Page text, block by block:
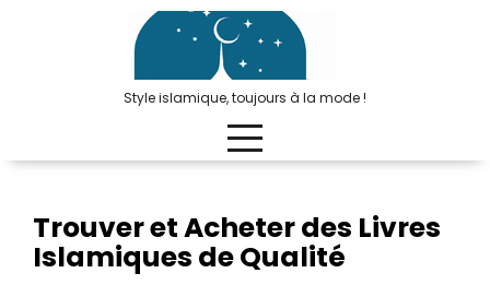
Style islamique, toujours à la mode !
Trouver et Acheter des Livres
Islamiques de Qualité